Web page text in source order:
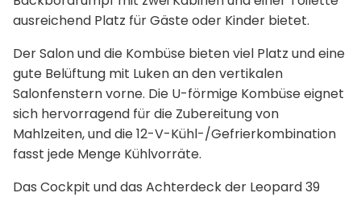
ausreichend Platz für Gäste oder Kinder bietet.
Der Salon und die Kombüse bieten viel Platz und eine
gute Belüftung mit Luken an den vertikalen
Salonfenstern vorne. Die U-förmige Kombüse eignet
sich hervorragend für die Zubereitung von
Mahlzeiten, und die 12-V-Kühl-/Gefrierkombination
fasst jede Menge Kühlvorräte.
Das Cockpit und das Achterdeck der Leopard 39